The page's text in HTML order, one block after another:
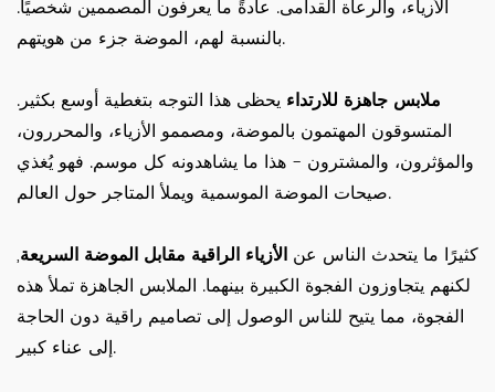
الأزياء، والرعاة القدامى. عادةً ما يعرفون المصممين شخصيًا.
بالنسبة لهم، الموضة جزء من هويتهم.
ملابس جاهزة للارتداء يحظى هذا التوجه بتغطية أوسع بكثير.
المتسوقون المهتمون بالموضة، ومصممو الأزياء، والمحررون،
والمؤثرون، والمشترون - هذا ما يشاهدونه كل موسم. فهو يُغذي
صيحات الموضة الموسمية ويملأ المتاجر حول العالم.
كثيرًا ما يتحدث الناس عن الأزياء الراقية مقابل الموضة السريعة,
لكنهم يتجاوزون الفجوة الكبيرة بينهما. الملابس الجاهزة تملأ هذه
الفجوة، مما يتيح للناس الوصول إلى تصاميم راقية دون الحاجة
إلى عناء كبير.